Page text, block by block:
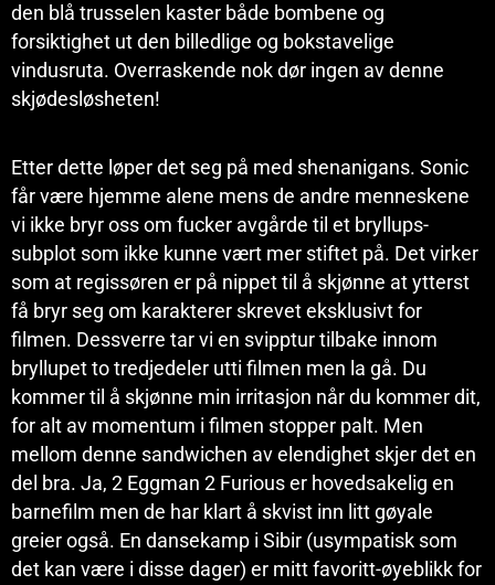
den blå trusselen kaster både bombene og
forsiktighet ut den billedlige og bokstavelige
vindusruta. Overraskende nok dør ingen av denne
skjødesløsheten!
Etter dette løper det seg på med shenanigans. Sonic
får være hjemme alene mens de andre menneskene
vi ikke bryr oss om fucker avgårde til et bryllups-
subplot som ikke kunne vært mer stiftet på. Det virker
som at regissøren er på nippet til å skjønne at ytterst
få bryr seg om karakterer skrevet eksklusivt for
filmen. Dessverre tar vi en svipptur tilbake innom
bryllupet to tredjedeler utti filmen men la gå. Du
kommer til å skjønne min irritasjon når du kommer dit,
for alt av momentum i filmen stopper palt. Men
mellom denne sandwichen av elendighet skjer det en
del bra. Ja, 2 Eggman 2 Furious er hovedsakelig en
barnefilm men de har klart å skvist inn litt gøyale
greier også. En dansekamp i Sibir (usympatisk som
det kan være i disse dager) er mitt favoritt-øyeblikk for